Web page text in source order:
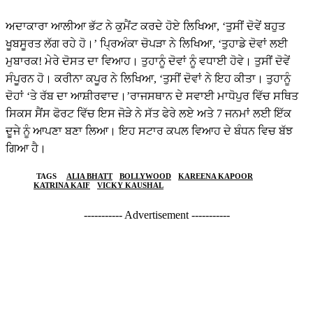
ਅਦਾਕਾਰਾ ਆਲੀਆ ਭੱਟ ਨੇ ਕੁਮੈਂਟ ਕਰਦੇ ਹੋਏ ਲਿਖਿਆ, ‘ਤੁਸੀਂ ਦੋਵੇਂ ਬਹੁਤ
ਖੂਬਸੂਰਤ ਲੱਗ ਰਹੇ ਹੋ।’ ਪ੍ਰਿਅੰਕਾ ਚੋਪੜਾ ਨੇ ਲਿਖਿਆ, ‘ਤੁਹਾਡੇ ਦੋਵਾਂ ਲਈ
ਮੁਬਾਰਕ! ਮੇਰੇ ਦੋਸਤ ਦਾ ਵਿਆਹ। ਤੁਹਾਨੂੰ ਦੋਵਾਂ ਨੂੰ ਵਧਾਈ ਹੋਵੇ। ਤੁਸੀਂ ਦੋਵੇਂ
ਸੰਪੂਰਨ ਹੋ। ਕਰੀਨਾ ਕਪੂਰ ਨੇ ਲਿਖਿਆ, ‘ਤੁਸੀਂ ਦੋਵਾਂ ਨੇ ਇਹ ਕੀਤਾ। ਤੁਹਾਨੂੰ
ਦੋਹਾਂ ‘ਤੇ ਰੱਬ ਦਾ ਆਸ਼ੀਰਵਾਦ।’ਰਾਜਸਥਾਨ ਦੇ ਸਵਾਈ ਮਾਧੋਪੁਰ ਵਿੱਚ ਸਥਿਤ
ਸਿਕਸ ਸੈਂਸ ਫੋਰਟ ਵਿੱਚ ਇਸ ਜੋੜੇ ਨੇ ਸੱਤ ਫੇਰੇ ਲਏ ਅਤੇ 7 ਜਨਮਾਂ ਲਈ ਇੱਕ
ਦੂਜੇ ਨੂੰ ਆਪਣਾ ਬਣਾ ਲਿਆ। ਇਹ ਸਟਾਰ ਕਪਲ ਵਿਆਹ ਦੇ ਬੰਧਨ ਵਿਚ ਬੱਝ
ਗਿਆ ਹੈ।
TAGS ALIA BHATT BOLLYWOOD
KAREENA KAPOOR
KATRINA KAIF
VICKY KAUSHAL
----------- Advertisement -----------